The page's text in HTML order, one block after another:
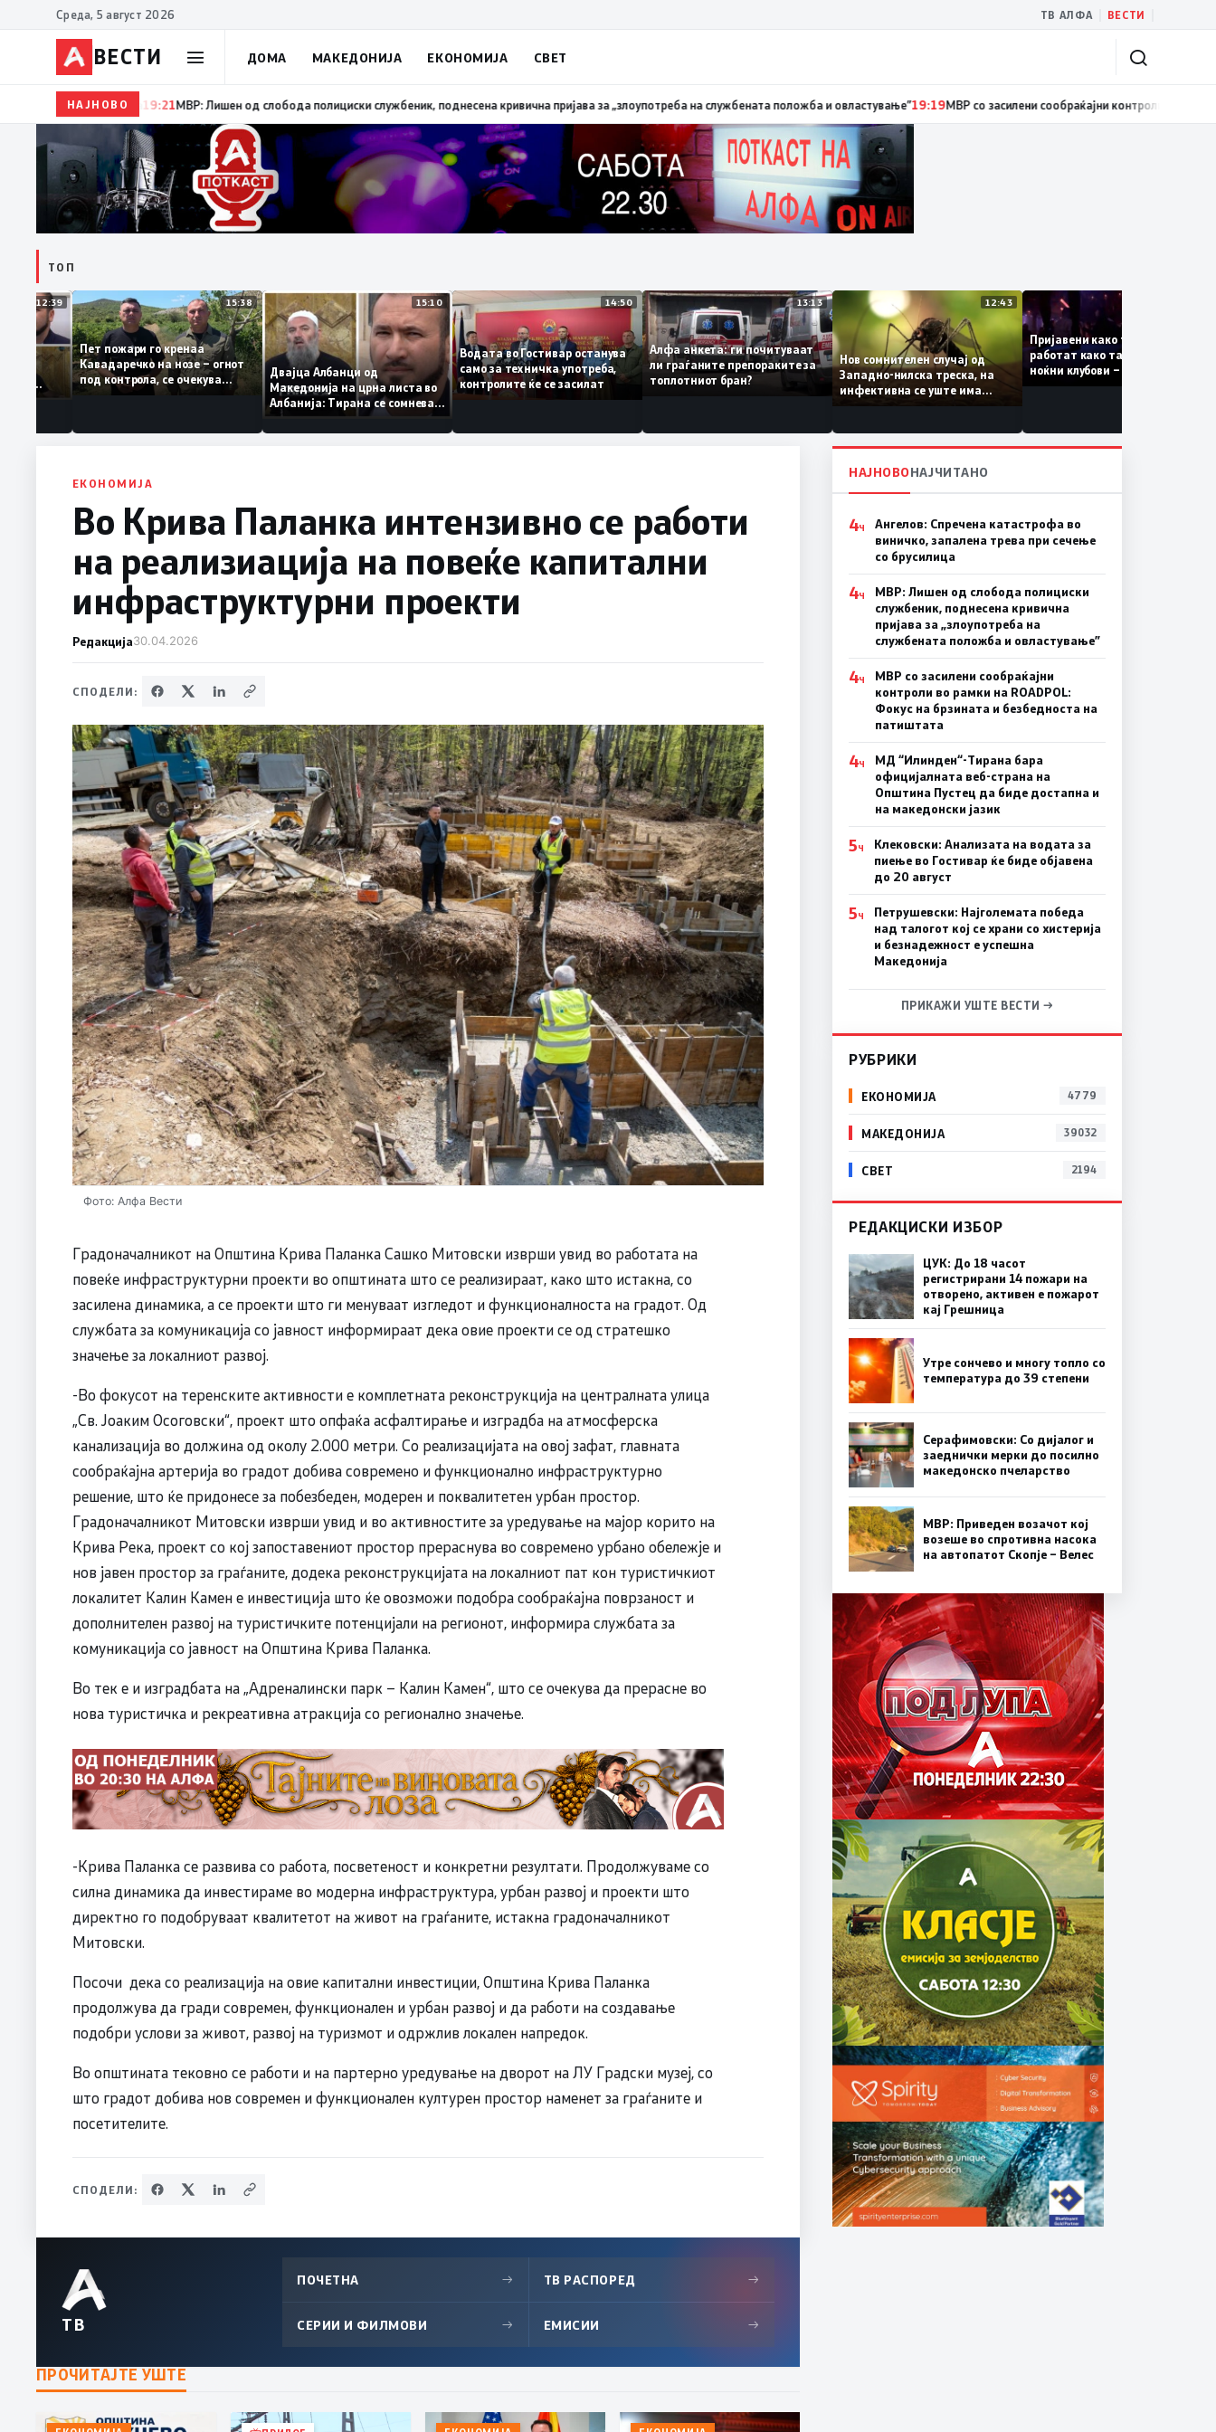
Среда, 5 август 2026 ТВ АЛФА ВЕСТИ
ВЕСТИ ДОМА МАКЕДОНИЈА ЕКОНОМИЈА СВЕТ
НАЈНОВО19:22Ангелов: Спречена катастрофа во виничко, запалена трева при сечење со брусилица19:21МВР: Лишен од слобода полициски службеник, поднесена кривична пријава за „злоупотреба на
ТОП
12:39
За
му
од
кога му гори
15:38
Пет пожари го кренаа
Кавадаречко на нозе – огнот
под контрола, се очекува
целосно гаснење
15:10
Двајца Албанци од
Македонија на црна листа во
Албанија: Тирана се сомнева
дека работеле за
терористички организации
14:50
Водата во Гостивар останува
само за техничка употреба,
контролите ќе се засилат
13:13
Алфа анкета: ги почитуваат
ли граѓаните препораките за
топлотниот бран?
12:43
Нов сомнителен случај од
Западно-нилска треска, на
инфективна се уште има
пациенти во критична
Пријавени како туристки, а
работат како танчерки во
ноќни клубови – полицијата
откри сомнителна шема за
ЕКОНОМИЈА
Во Крива Паланка интензивно се работи
на реализиација на повеќе капитални
инфраструктурни проекти
Редакција30.04.2026
СПОДЕЛИ:
Фото: Алфа Вести
Градоначалникот на Општина Крива Паланка Сашко Митовски изврши увид во работата на
повеќе инфраструктурни проекти во општината што се реализираат, како што истакна, со
засилена динамика, а се проекти што ги менуваат изгледот и функционалноста на градот. Од
службата за комуникација со јавност информираат дека овие проекти се од стратешко
значење за локалниот развој.
-Во фокусот на теренските активности е комплетната реконструкција на централната улица
„Св. Јоаким Осоговски“, проект што опфаќа асфалтирање и изградба на атмосферска
канализација во должина од околу 2.000 метри. Со реализацијата на овој зафат, главната
сообраќајна артерија во градот добива современо и функционално инфраструктурно
решение, што ќе придонесе за побезбеден, модерен и поквалитетен урбан простор.
Градоначалникот Митовски изврши увид и во активностите за уредување на мајор корито на
Крива Река, проект со кој запоставениот простор прераснува во современо урбано обележје и
нов јавен простор за граѓаните, додека реконструкцијата на локалниот пат кон туристичкиот
локалитет Калин Камен е инвестиција што ќе овозможи подобра сообраќајна поврзаност и
дополнителен развој на туристичките потенцијали на регионот, информира службата за
комуникација со јавност на Општина Крива Паланка.
Во тек е и изградбата на „Адреналински парк – Калин Камен“, што се очекува да прерасне во
нова туристичка и рекреативна атракција со регионално значење.
-Крива Паланка се развива со работа, посветеност и конкретни резултати. Продолжуваме со
силна динамика да инвестираме во модерна инфраструктура, урбан развој и проекти што
директно го подобруваат квалитетот на живот на граѓаните, истакна градоначалникот
Митовски.
Посочи дека со реализација на овие капитални инвестиции, Општина Крива Паланка
продолжува да гради современ, функционален и урбан развој и да работи на создавање
подобри услови за живот, развој на туризмот и одржлив локален напредок.
Во општината тековно се работи и на партерно уредување на дворот на ЛУ Градски музеј, со
што градот добива нов современ и функционален културен простор наменет за граѓаните и
посетителите.
СПОДЕЛИ:
ТВ
ПОЧЕТНА → ТВ РАСПОРЕД →
СЕРИИ И ФИЛМОВИ → ЕМИСИИ →
ПРОЧИТАЈТЕ УШТЕ
НАЈНОВОНАЈЧИТАНО
4Ч
Ангелов: Спречена катастрофа во
виничко, запалена трева при сечење
со брусилица
4Ч
МВР: Лишен од слобода полициски
службеник, поднесена кривична
пријава за „злоупотреба на
службената положба и овластување”
4Ч
МВР со засилени сообраќајни
контроли во рамки на ROADPOL:
Фокус на брзината и безбедноста на
патиштата
4Ч
МД “Илинден“-Тирана бара
официјалната веб-страна на
Општина Пустец да биде достапна и
на македонски јазик
5Ч
Клековски: Анализата на водата за
пиење во Гостивар ќе биде објавена
до 20 август
5Ч
Петрушевски: Најголемата победа
над талогот кој се храни со хистерија
и безнадежност е успешна
Македонија
ПРИКАЖИ УШТЕ ВЕСТИ →
РУБРИКИ
ЕКОНОМИЈА 4779
МАКЕДОНИЈА 39032
СВЕТ 2194
РЕДАКЦИСКИ ИЗБОР
ЦУК: До 18 часот
регистрирани 14 пожари на
отворено, активен е пожарот
кај Грешница
Утре сончево и многу топло со
температура до 39 степени
Серафимовски: Со дијалог и
заеднички мерки до посилно
македонско пчеларство
МВР: Приведен возачот кој
возеше во спротивна насока
на автопатот Скопје – Велес